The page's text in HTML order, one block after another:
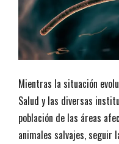
Mientras la situación
Salud y las diversas
población de las áreas
animales salvajes, seguir